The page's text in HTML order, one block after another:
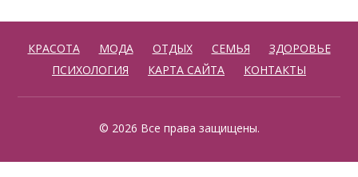
КРАСОТА МОДА ОТДЫХ СЕМЬЯ
ЗДОРОВЬЕ
ПСИХОЛОГИЯ
КАРТА САЙТА КОНТАКТЫ
© 2026 Все права защищены.